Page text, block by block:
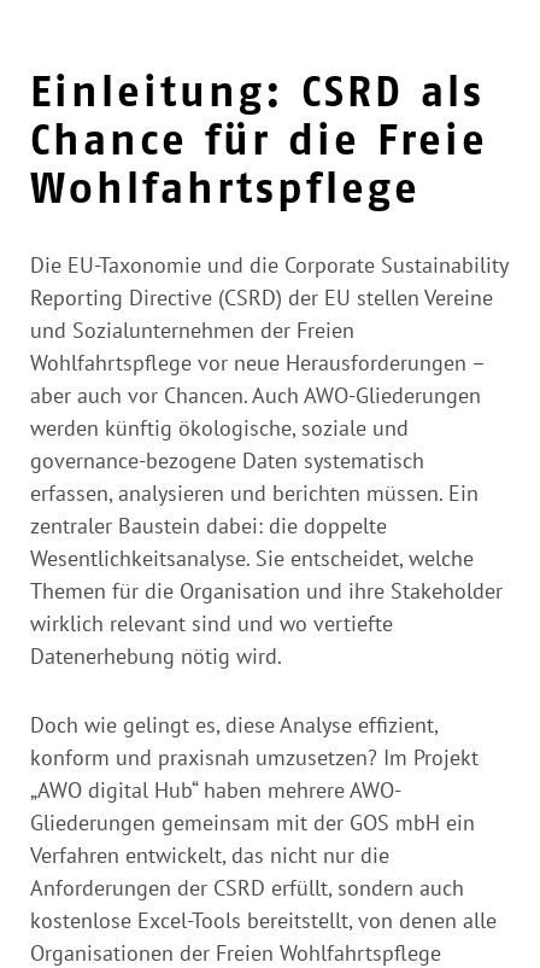
Einleitung: CSRD als
Chance für die Freie
Wohlfahrtspflege
Die EU-Taxonomie und die Corporate Sustainability
Reporting Directive (CSRD) der EU stellen Vereine
und Sozialunternehmen der Freien
Wohlfahrtspflege vor neue Herausforderungen –
aber auch vor Chancen. Auch AWO-Gliederungen
werden künftig ökologische, soziale und
governance-bezogene Daten systematisch
erfassen, analysieren und berichten müssen. Ein
zentraler Baustein dabei: die doppelte
Wesentlichkeitsanalyse. Sie entscheidet, welche
Themen für die Organisation und ihre Stakeholder
wirklich relevant sind und wo vertiefte
Datenerhebung nötig wird.
Doch wie gelingt es, diese Analyse effizient,
konform und praxisnah umzusetzen? Im Projekt
„AWO digital Hub“ haben mehrere AWO-
Gliederungen gemeinsam mit der GOS mbH ein
Verfahren entwickelt, das nicht nur die
Anforderungen der CSRD erfüllt, sondern auch
kostenlose Excel-Tools bereitstellt, von denen alle
Organisationen der Freien Wohlfahrtspflege